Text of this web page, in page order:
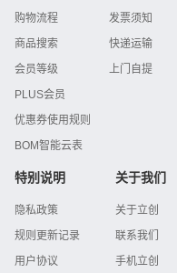
购物流程
商品搜索
会员等级
PLUS会员
优惠券使用规则
BOM智能云表
发票须知
快递运输
上门自提
特别说明
隐私政策
规则更新记录
用户协议
关于我们
关于立创
联系我们
手机立创